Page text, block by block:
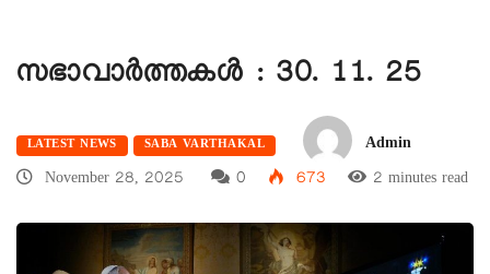
സഭാവാര്‍ത്തകള്‍ : 30. 11. 25
LATEST NEWS SABA VARTHAKAL
Admin
November 28, 2025
0 673 2 minutes read